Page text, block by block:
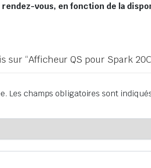
vous, en fonction de la
“Afficheur QS pour Spark 20C
Les champs obligatoires sont